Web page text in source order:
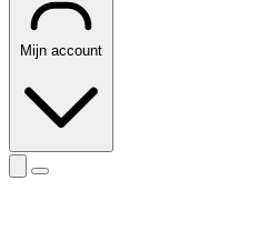
Mijn account